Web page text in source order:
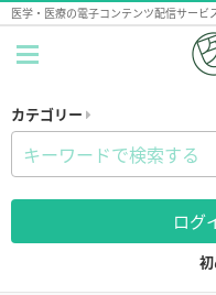
医学・医療の電子コンテンツ配信サービ
カテゴリー
ログ